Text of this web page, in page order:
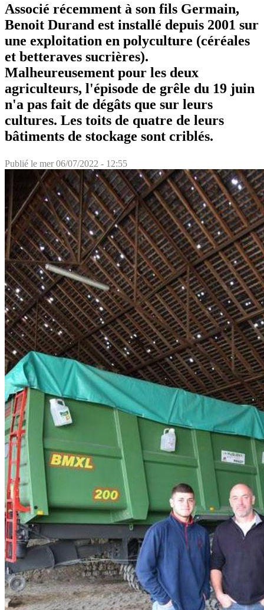
Associé récemment à son fils Germain,
Benoit Durand est installé depuis 2001 sur
une exploitation en polyculture (céréales
et betteraves sucrières).
Malheureusement pour les deux
agriculteurs, l'épisode de grêle du 19 juin
n'a pas fait de dégâts que sur leurs
cultures. Les toits de quatre de leurs
bâtiments de stockage sont criblés.
Publié le mer 06/07/2022 - 12:55